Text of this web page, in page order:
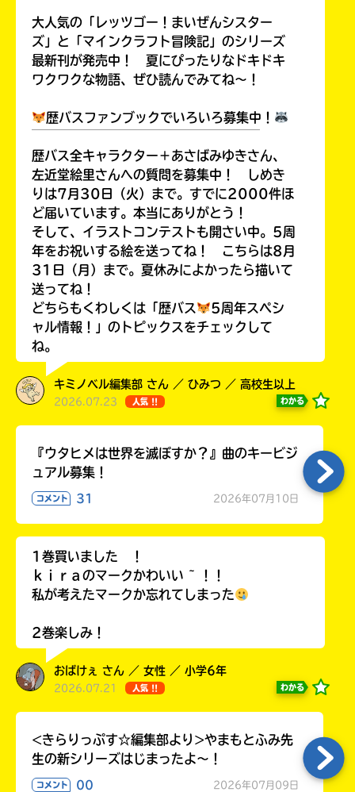
Loading ...
大人気の「レッツゴー！まいぜんシスター
ズ」と「マインクラフト冒険記」のシリーズ
最新刊が発売中！ 夏にぴったりなドキドキ
ワクワクな物語、ぜひ読んでみてね～！
歴バスファンブックでいろいろ募集中！
歴バス全キャラクター＋あさばみゆきさん、
左近堂絵里さんへの質問を募集中！ しめき
りは7月30日（火）まで。すでに2000件ほ
ど届いています。本当にありがとう！
そして、イラストコンテストも開さい中。5周
年をお祝いする絵を送ってね！ こちらは8月
31日（月）まで。夏休みによかったら描いて
送ってね！
どちらもくわしくは「歴バス
5周年スペシ
ャル情報！」のトピックスをチェックして
ね。
キミノベル編集部 さん ／ ひみつ ／ 高校生以上
2026.07.23 人気 !! わかる
『ウタヒメは世界を滅ぼすか？』曲のキービジ
ュアル募集！
コメント 31 2026年07月10日
1巻買いました ！
ｋｉｒａのマークかわいい ~ ！！
私が考えたマークか忘れてしまった
2巻楽しみ！
おばけぇ さん ／ 女性 ／ 小学6年
2026.07.21 人気 !! わかる
<きらりっぷす☆編集部より>やまもとふみ先
生の新シリーズはじまったよ～！
コメント 00 2026年07月09日
え
入
力
容
に
ー
の
一
認
し
て
ね
る